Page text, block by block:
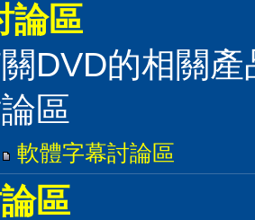
論區
DVD的相關
區
軟體字幕討論區
區